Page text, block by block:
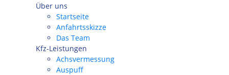
Über uns
Startseite
Anfahrtsskizze
Das Team
Kfz-Leistungen
Achsvermessung
Auspuff